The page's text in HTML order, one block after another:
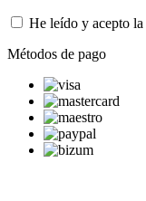
He leído y acepto la
Métodos de pago